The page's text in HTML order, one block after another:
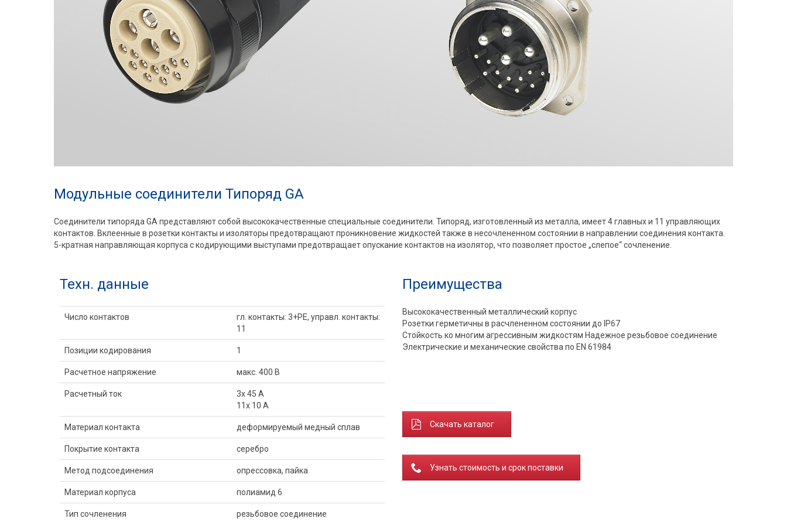
Модульные соединители Типоряд GA
Соединители типоряда GA представляют собой высококачественные специальные соединители. Типоряд, изготовленный из металла, имеет 4 главных и 11 управляющих
контактов. Вклеенные в розетки контакты и изоляторы предотвращают проникновение жидкостей также в несочлененном состоянии в направлении соединения контакта.
5-кратная направляющая корпуса с кодирующими выступами предотвращает опускание контактов на изолятор, что позволяет простое „слепое“ сочленение.
Техн. данные
Число контактов
гл. контакты: 3+PE, управл. контакты:
11
Позиции кодирования 1
Расчетное напряжение макс. 400 В
Расчетный ток
3x 45 A
11x 10 A
Материал контакта деформируемый медный сплав
Покрытие контакта серебро
Метод подсоединения опрессовка, пайка
Материал корпуса полиамид 6
Тип сочленения резьбовое соединение
Преимущества
Высококачественный металлический корпус
Розетки герметичны в расчлененном состоянии до IP67
Стойкость ко многим агрессивным жидкостям Надежное резьбовое соединение
Электрические и механические свойства по EN 61984
Скачать каталог
Узнать стоимость и срок поставки